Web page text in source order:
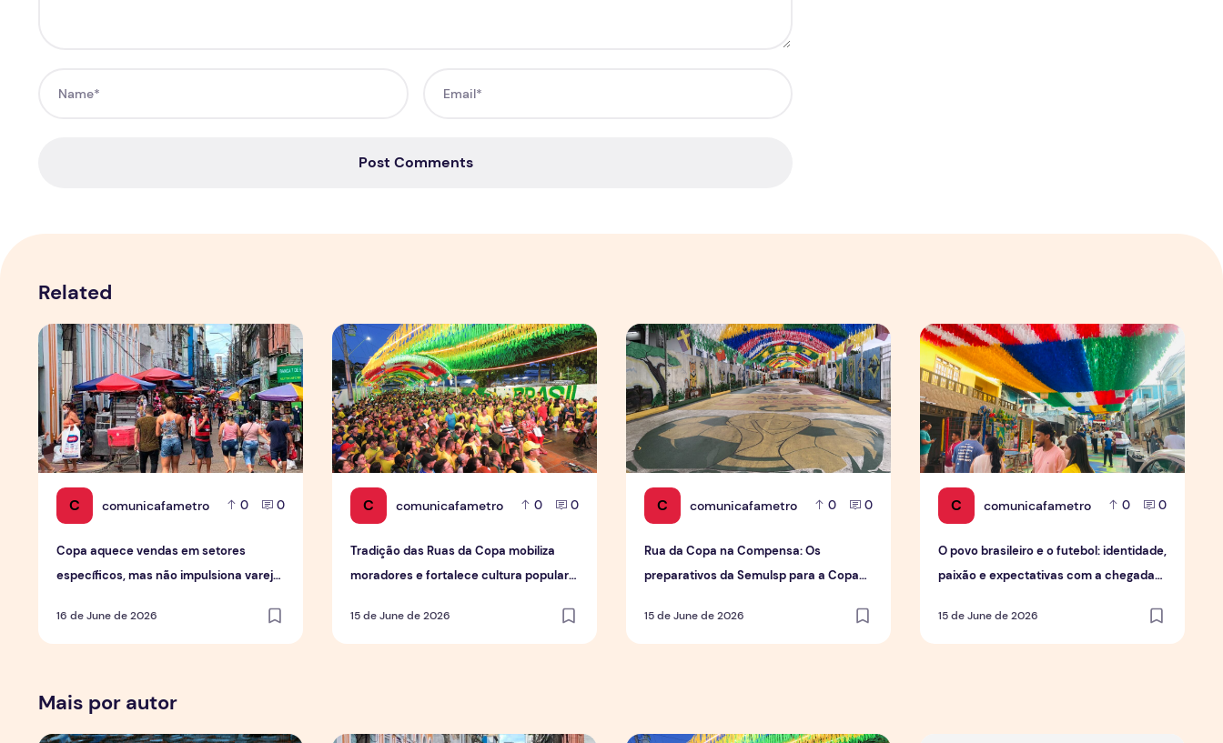
Post Comments
Related
C comunicafametro 0 0
Copa aquece vendas em setores
específicos, mas não impulsiona varejo
16 de June de 2026
Copa aquece vendas em setores específicos, mas não impulsiona varejo de forma geral
C comunicafametro 0 0
Tradição das Ruas da Copa mobiliza
moradores e fortalece cultura popular
15 de June de 2026
Tradição das Ruas da Copa mobiliza moradores e fortalece cultura popular em Manaus
C comunicafametro 0 0
Rua da Copa na Compensa: Os
preparativos da Semulsp para a Copa
15 de June de 2026
Rua da Copa na Compensa: Os preparativos da Semulsp para a Copa do Mundo
C comunicafametro 0 0
O povo brasileiro e o futebol: identidade,
paixão e expectativas com a chegada
15 de June de 2026
O povo brasileiro e o futebol: identidade,
Mais por autor